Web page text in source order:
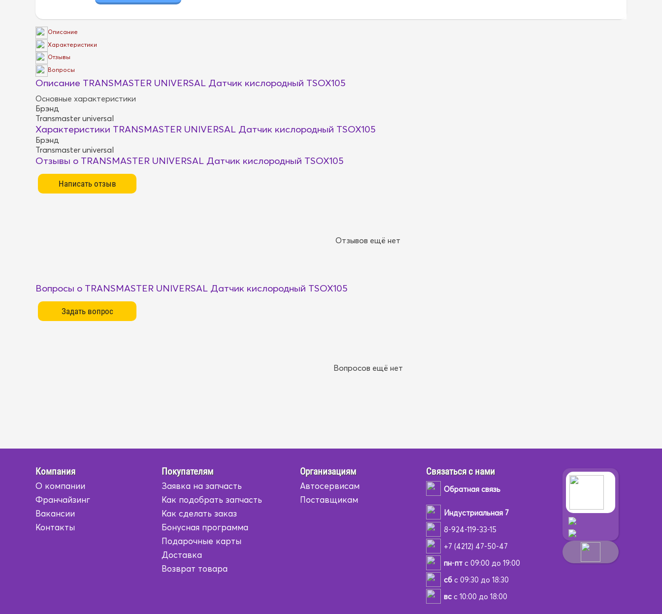
Описание
Характеристики
Отзывы
Вопросы
Описание TRANSMASTER UNIVERSAL Датчик кислородный TSOX105
Основные характеристики
Брэнд
Transmaster universal
Характеристики TRANSMASTER UNIVERSAL Датчик кислородный TSOX105
Брэнд
Transmaster universal
Отзывы о TRANSMASTER UNIVERSAL Датчик кислородный TSOX105
Отзывов ещё нет
Вопросы о TRANSMASTER UNIVERSAL Датчик кислородный TSOX105
Вопросов ещё нет
Компания
О компании
Франчайзинг
Вакансии
Контакты
Покупателям
Заявка на запчасть
Как подобрать запчасть
Как сделать заказ
Бонусная программа
Подарочные карты
Доставка
Возврат товара
Организациям
Автосервисам
Поставщикам
Связаться с нами
Обратная связь
Индустриальная 7
8-924-119-33-15
+7 (4212) 47-50-47
пн-птс 09:00 до 19:00
сбс 09:30 до 18:30
всс 10:00 до 18:00